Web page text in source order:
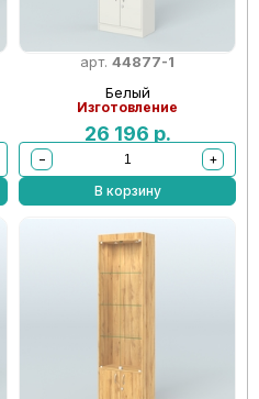
арт. 44877-1
Белый
Изготовление
26 196 р.
−
+
В корзину